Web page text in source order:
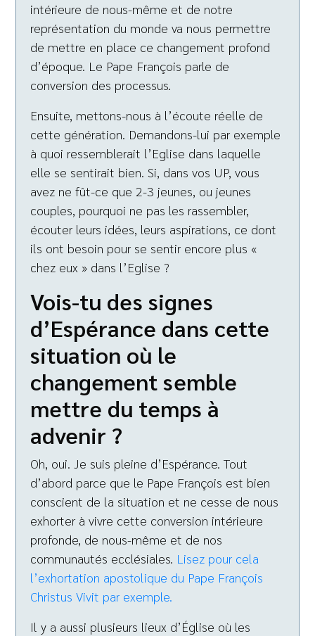
intérieure de nous-même et de notre
représentation du monde va nous permettre
de mettre en place ce changement profond
d’époque. Le Pape François parle de
conversion des processus.
Ensuite, mettons-nous à l’écoute réelle de
cette génération. Demandons-lui par exemple
à quoi ressemblerait l’Eglise dans laquelle
elle se sentirait bien. Si, dans vos UP, vous
avez ne fût-ce que 2-3 jeunes, ou jeunes
couples, pourquoi ne pas les rassembler,
écouter leurs idées, leurs aspirations, ce dont
ils ont besoin pour se sentir encore plus «
chez eux » dans l’Eglise ?
Vois-tu des signes
d’Espérance dans cette
situation où le
changement semble
mettre du temps à
advenir ?
Oh, oui. Je suis pleine d’Espérance. Tout
d’abord parce que le Pape François est bien
conscient de la situation et ne cesse de nous
exhorter à vivre cette conversion intérieure
profonde, de nous-même et de nos
communautés ecclésiales. Lisez pour cela
l’exhortation apostolique du Pape François
Christus Vivit par exemple.
Il y a aussi plusieurs lieux d’Église où les